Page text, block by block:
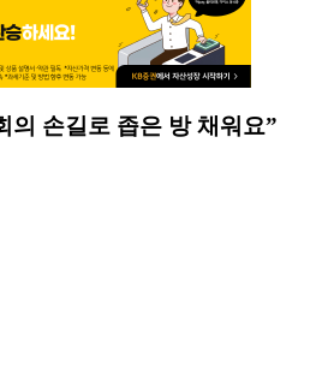
의 손길로 좁은 방 채워요”